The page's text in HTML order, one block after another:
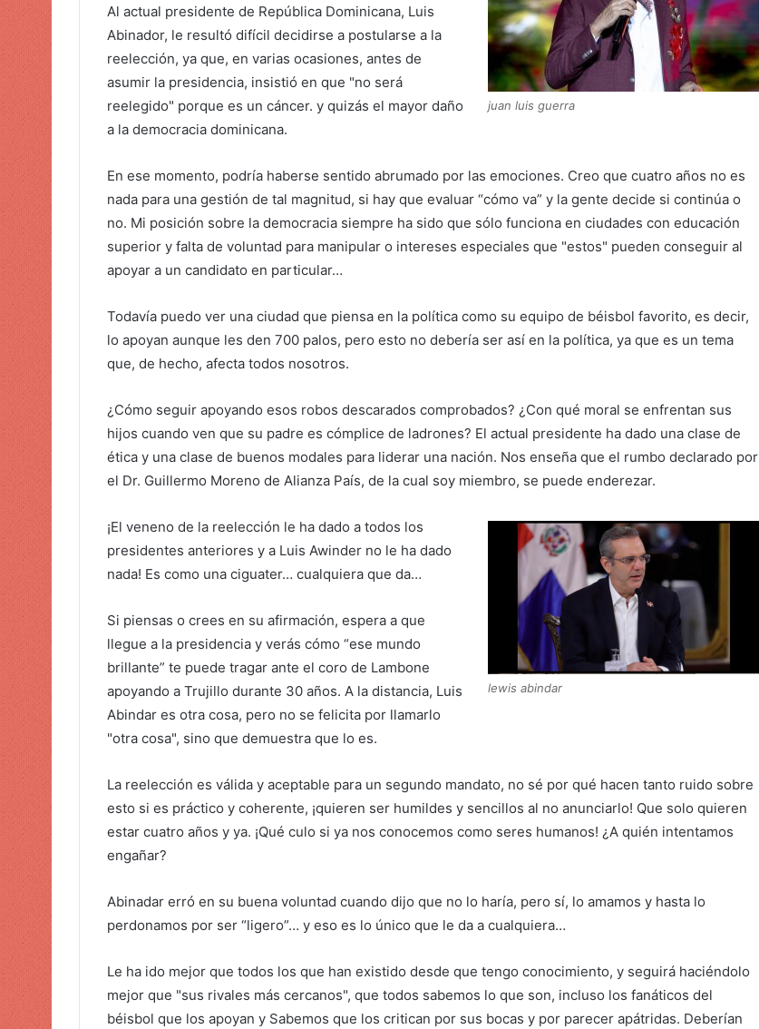
i
c
o
juan luis guerra
Al actual presidente de República Dominicana, Luis
Abinador, le resultó difícil decidirse a postularse a la
reelección, ya que, en varias ocasiones, antes de
asumir la presidencia, insistió en que "no será
reelegido" porque es un cáncer. y quizás el mayor daño
a la democracia dominicana.
En ese momento, podría haberse sentido abrumado por las emociones. Creo que cuatro años no es
nada para una gestión de tal magnitud, si hay que evaluar “cómo va” y la gente decide si continúa o
no. Mi posición sobre la democracia siempre ha sido que sólo funciona en ciudades con educación
superior y falta de voluntad para manipular o intereses especiales que "estos" pueden conseguir al
apoyar a un candidato en particular…
Todavía puedo ver una ciudad que piensa en la política como su equipo de béisbol favorito, es decir,
lo apoyan aunque les den 700 palos, pero esto no debería ser así en la política, ya que es un tema
que, de hecho, afecta todos nosotros.
¿Cómo seguir apoyando esos robos descarados comprobados? ¿Con qué moral se enfrentan sus
hijos cuando ven que su padre es cómplice de ladrones? El actual presidente ha dado una clase de
ética y una clase de buenos modales para liderar una nación. Nos enseña que el rumbo declarado por
el Dr. Guillermo Moreno de Alianza País, de la cual soy miembro, se puede enderezar.
lewis abindar
¡El veneno de la reelección le ha dado a todos los
presidentes anteriores y a Luis Awinder no le ha dado
nada! Es como una ciguater… cualquiera que da…
Si piensas o crees en su afirmación, espera a que
llegue a la presidencia y verás cómo “ese mundo
brillante” te puede tragar ante el coro de Lambone
apoyando a Trujillo durante 30 años. A la distancia, Luis
Abindar es otra cosa, pero no se felicita por llamarlo
"otra cosa", sino que demuestra que lo es.
La reelección es válida y aceptable para un segundo mandato, no sé por qué hacen tanto ruido sobre
esto si es práctico y coherente, ¡quieren ser humildes y sencillos al no anunciarlo! Que solo quieren
estar cuatro años y ya. ¡Qué culo si ya nos conocemos como seres humanos! ¿A quién intentamos
engañar?
Abinadar erró en su buena voluntad cuando dijo que no lo haría, pero sí, lo amamos y hasta lo
perdonamos por ser “ligero”… y eso es lo único que le da a cualquiera…
Le ha ido mejor que todos los que han existido desde que tengo conocimiento, y seguirá haciéndolo
mejor que "sus rivales más cercanos", que todos sabemos lo que son, incluso los fanáticos del
béisbol que los apoyan y Sabemos que los critican por sus bocas y por parecer apátridas. Deberían